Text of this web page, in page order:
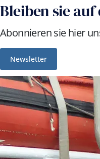
Bleiben sie
Abonnieren sie hier
Newsletter